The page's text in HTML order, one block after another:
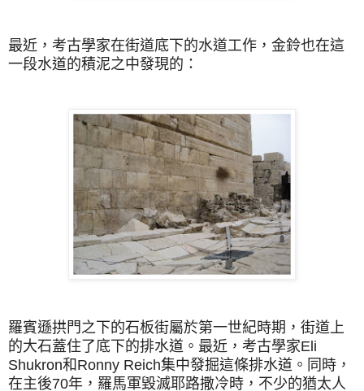
最近，考古學家在街道底下的水道工作，金鈴也在這
一段水道的積泥之中發現的：
羅賓遜拱門之下的石板街屬於第一世紀時期，街道上
的大石蓋住了底下的排水道。最近，考古學家Eli
Shukron和Ronny Reich集中發掘這條排水道。同時，
在主後70年，羅馬軍毀滅耶路撒冷時，不少的猶太人